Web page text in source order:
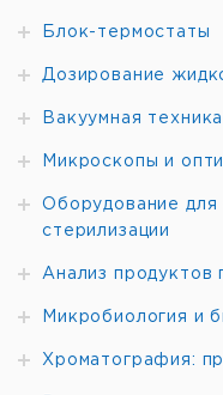
Блок-термостаты
Дозирование
Вакуумная техника
Микроскопы и
Оборудование для
стерилизации
Анализ продуктов
Микробиология и
Хроматография: